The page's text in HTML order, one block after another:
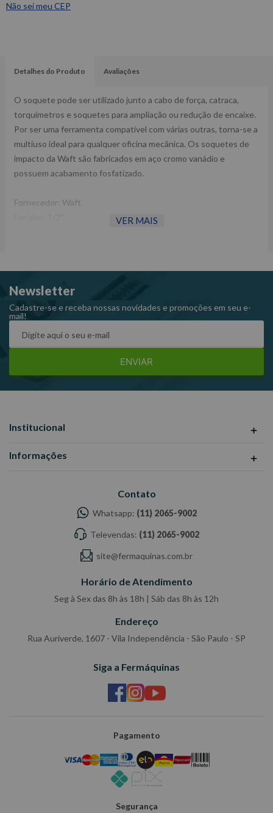
Não sei meu CEP
Detalhes do Produto Avaliações
O soquete pode ser utilizado junto a cabo de força, catraca,
torquímetros e soquetes para ampliação ou redução de encaixe.
Por ser uma ferramenta compatível com várias outras, torna-se a
multiuso ideal para qualquer oficina mecânica. Os soquetes de
impacto da Waft são fabricados em aço cromo vanádio e
possuem acabamento fosfatizado.
Fornecedor: Waft.
VER MAIS
Newsletter
Cadastre-se e receba nossas novidades e promoções em seu e-
mail!
ENVIAR
Institucional
Informações
Contato
Whatsapp: (11) 2065-9002
Televendas: (11) 2065-9002
site@fermaquinas.com.br
Horário de Atendimento
Seg à Sex das 8h às 18h | Sáb das 8h às 12h
Endereço
Rua Auriverde, 1607 - Vila Independência - São Paulo - SP
Siga a Fermáquinas
Pagamento
Segurança